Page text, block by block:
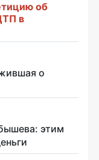
об
в
о
этим